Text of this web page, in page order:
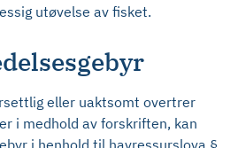
utøvelse av fisket.
eller uaktsomt overtrer
i medhold av forskriften, kan
i henhold til havressurslova §